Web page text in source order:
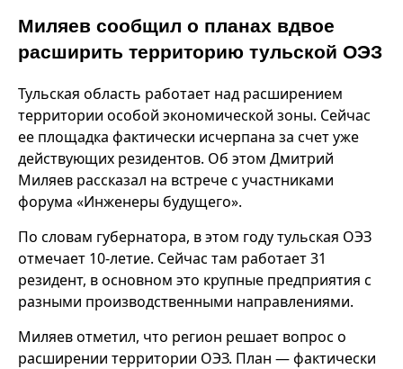
Миляев сообщил о планах вдвое
расширить территорию тульской ОЭЗ
Тульская область работает над расширением
территории особой экономической зоны. Сейчас
ее площадка фактически исчерпана за счет уже
действующих резидентов. Об этом Дмитрий
Миляев рассказал на встрече с участниками
форума «Инженеры будущего».
По словам губернатора, в этом году тульская ОЭЗ
отмечает 10-летие. Сейчас там работает 31
резидент, в основном это крупные предприятия с
разными производственными направлениями.
Миляев отметил, что регион решает вопрос о
расширении территории ОЭЗ. План — фактически